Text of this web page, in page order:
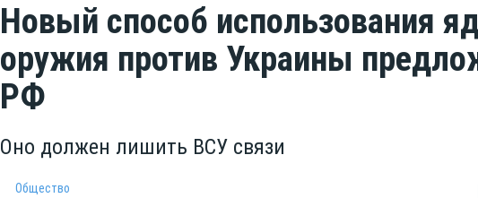
Новый способ использования
оружия против Украины
РФ
Оно должен лишить ВСУ связи
Общество